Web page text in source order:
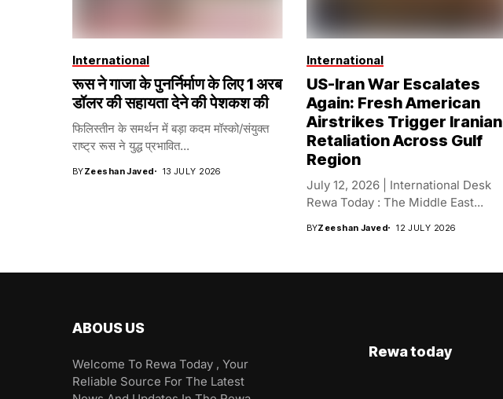
International
रूस ने गाजा के पुनर्निर्माण के लिए 1 अरब
डॉलर की सहायता देने की पेशकश की
फिलिस्तीन के समर्थन में बड़ा कदम मॉस्को/संयुक्त
राष्ट्र रूस ने युद्ध प्रभावित...
BYZeeshan Javed 13 JULY 2026
International
US-Iran War Escalates
Again: Fresh American
Airstrikes Trigger Iranian
Retaliation Across Gulf
Region
July 12, 2026 | International Desk
Rewa Today : The Middle East...
BYZeeshan Javed 12 JULY 2026
ABOUS US
Welcome To Rewa Today , Your
Reliable Source For The Latest
Rewa today